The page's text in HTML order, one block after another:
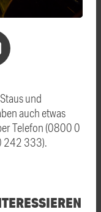
und
auch etwas
Telefon (0800 0
242 333).